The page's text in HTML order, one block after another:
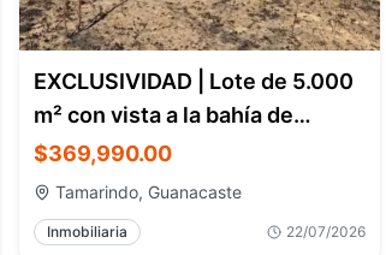
EXCLUSIVIDAD | Lote de 5.000
m² con vista a la bahía de
Flamingo
$369,990.00
Tamarindo, Guanacaste
Inmobiliaria 22/07/2026